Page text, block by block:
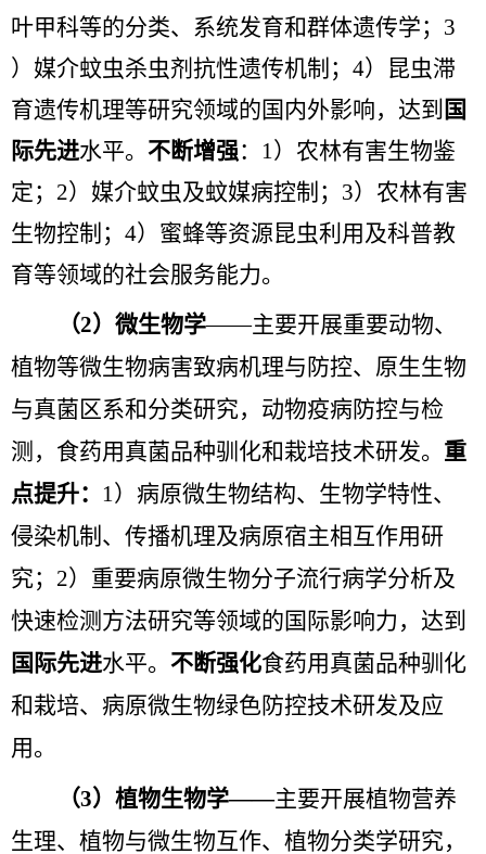
叶甲科等的分类、系统发育和群体遗传学； 3
）媒介蚊虫杀虫剂抗性遗传机制； 4）昆虫滞
育遗传机理等研究领域的国内外影响，达到 国
际先进水平。 不断增强： 1）农林有害生物鉴
定； 2）媒介蚊虫及蚊媒病控制； 3）农林有害
生物控制； 4）蜜蜂等资源昆虫利用及科普教
育等领域的社会服务能力。
（2）微生物学——主要开展重要动物、
植物等微生物病害致病机理与防控、原生生物
与真菌区系和分类研究，动物疫病防控与检
测，食药用真菌品种驯化和栽培技术研发。 重
点提升： 1）病原微生物结构、生物学特性、
侵染机制、传播机理及病原宿主相互作用研
究； 2） 重要病原微生物分子流行病学分析及
快速检测方法研究等领域的国际影响力， 达到
国际先进水平。 不断强化食药用真菌品种驯化
和栽培、病原微生物绿色防控技术研发及应
用。
（3）植物生物学——主要开展植物营养
生理、植物与微生物互作、植物分类学研究，